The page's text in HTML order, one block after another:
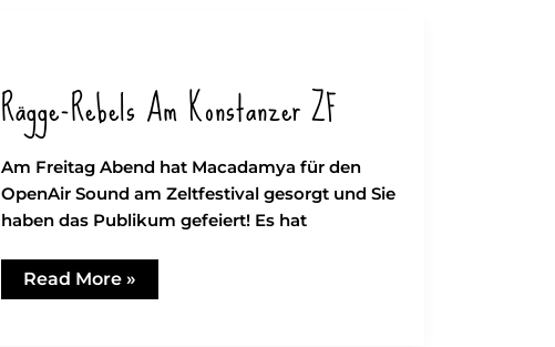
Rägge-Rebels Am Konstanzer ZF
Am Freitag Abend hat Macadamya für den
OpenAir Sound am Zeltfestival gesorgt und Sie
haben das Publikum gefeiert! Es hat
Rägge-
Rebels
Read More »